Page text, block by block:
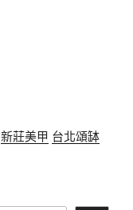
新莊美甲 台北頌缽